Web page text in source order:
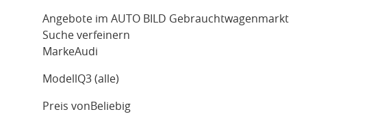
Angebote im AUTO BILD Gebrauchtwagenmarkt
Suche verfeinern
MarkeAudi
Modell Q3 (alle)
Preis von Beliebig